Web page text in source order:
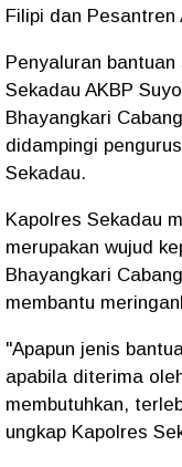
Filipi dan Pesantren
Penyaluran
Sekadau AKBP
Bhayangkari
didampingi
Sekadau.
Kapolres Sekadau
merupakan wujud
Bhayangkari
membantu
"Apapun jenis
apabila diterima
membutuhkan,
ungkap Kapolres